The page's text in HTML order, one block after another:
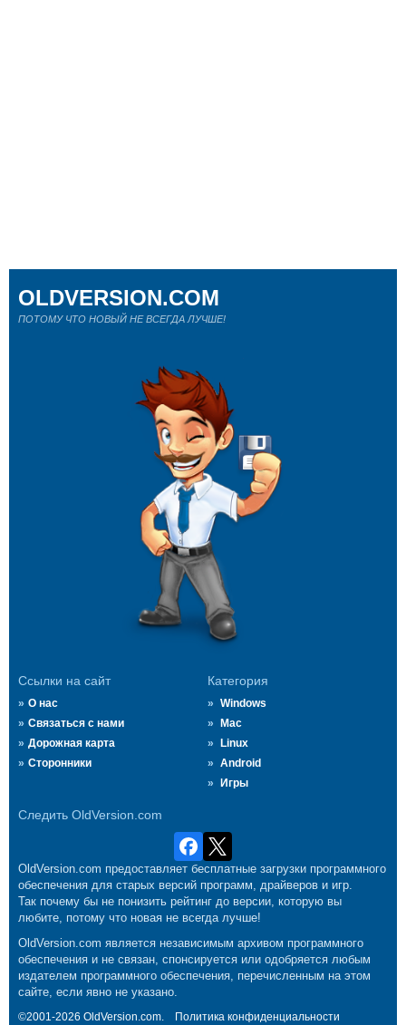
Ссылки на сайт
О нас
Связаться с нами
Дорожная карта
Сторонники
Категория
Windows
Mac
Linux
Android
Игры
Следить OldVersion.com
OLDVERSION.COM
ПОТОМУ ЧТО НОВЫЙ НЕ ВСЕГДА ЛУЧШЕ!
OldVersion.com предоставляет бесплатные загрузки программного
обеспечения для старых версий программ, драйверов и игр.
Так почему бы не понизить рейтинг до версии, которую вы
любите, потому что новая не всегда лучше!
OldVersion.com является независимым архивом программного
обеспечения и не связан, спонсируется или одобряется любым
издателем программного обеспечения, перечисленным на этом
сайте, если явно не указано.
©2001-2026 OldVersion.com. Политика конфиденциальности